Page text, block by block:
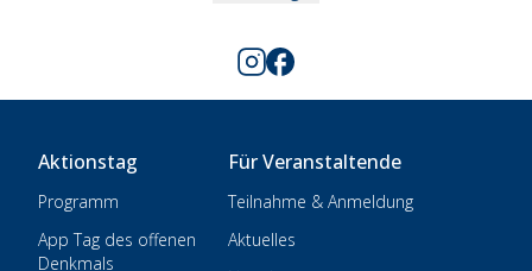
Aktionstag
Programm
App Tag des offenen
Denkmals
Für Veranstaltende
Teilnahme & Anmeldung
Aktuelles